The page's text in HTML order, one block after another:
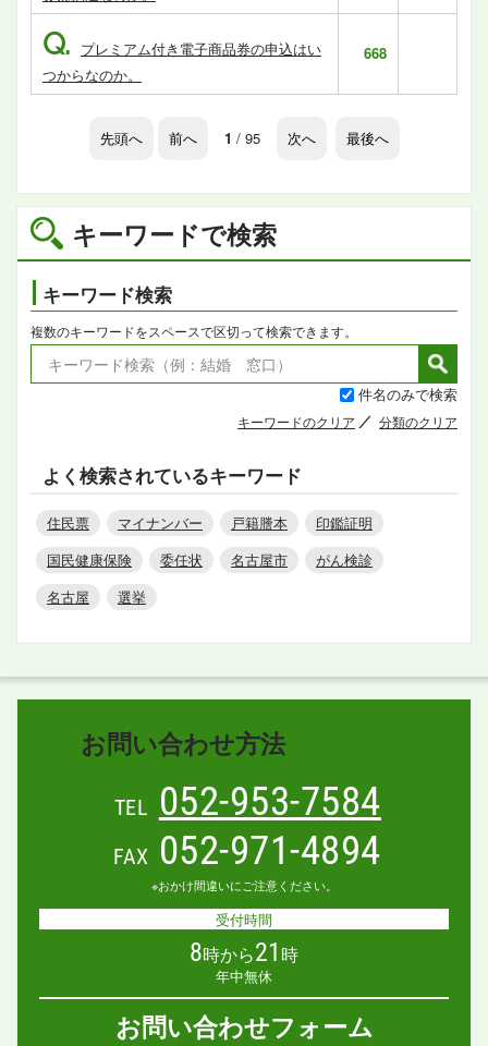
キーワードで検索
キーワード検索
複数のキーワードをスペースで区切って検索できます。
件名のみで検索
キーワードのクリア 分類のクリア
よく検索されているキーワード
住民票 マイナンバー 戸籍謄本
印鑑証明
国民健康保険
委任状 名古屋市
がん検診
名古屋
選挙
Q. プレミアム付き電子商品券の申込はい
つからなのか。
668
先頭へ 前へ 1 / 95 次へ 最後へ
お問い合わせ方法
TEL 052-953-7584
FAX 052-971-4894
※おかけ間違いにご注意ください。
受付時間
8時から21 時
年中無休
お問い合わせフォーム